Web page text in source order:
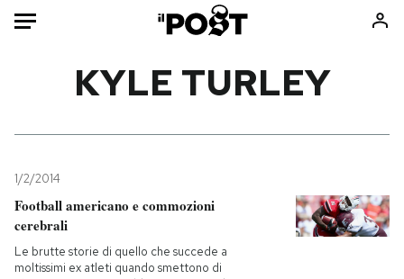
Mondo
Politica
Tecnologia
Internet
Consumismi
KYLE TURLEY
1/2/2014
Football americano e commozioni
cerebrali
Le brutte storie di quello che succede a
moltissimi ex atleti quando smettono di